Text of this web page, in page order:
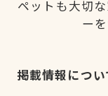
ペットも大切
ー
掲載情報につい